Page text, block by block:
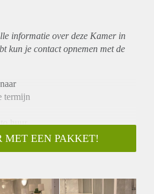
informatie over deze Kamer in
kun je contact opnemen met de
termijn
huur
Ja
MET EEN PAKKET!